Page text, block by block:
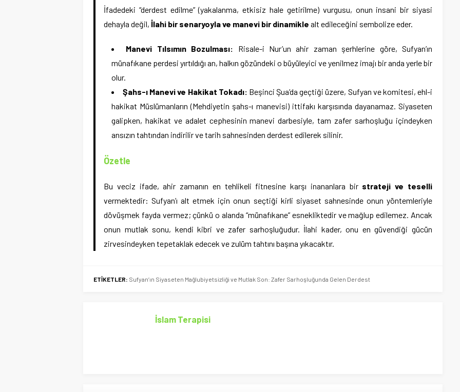
İfadedeki “derdest edilme” (yakalanma, etkisiz hale getirilme) vurgusu, onun insani bir siyasi
dehayla değil, İlahi bir senaryoyla ve manevi bir dinamikle alt edileceğini sembolize eder.
Manevi Tılsımın Bozulması: Risale-i Nur’un ahir zaman şerhlerine göre, Sufyan’ın
münafıkane perdesi yırtıldığı an, halkın gözündeki o büyüleyici ve yenilmez imajı bir anda yerle bir
olur.
Şahs-ı Manevi ve Hakikat Tokadı: Beşinci Şua’da geçtiği üzere, Sufyan ve komitesi, ehl-i
hakikat Müslümanların (Mehdiyetin şahs-ı manevisi) ittifakı karşısında dayanamaz. Siyaseten
galipken, hakikat ve adalet cephesinin manevi darbesiyle, tam zafer sarhoşluğu içindeyken
ansızın tahtından indirilir ve tarih sahnesinden derdest edilerek silinir.
Özetle
Bu veciz ifade, ahir zamanın en tehlikeli fitnesine karşı inananlara bir strateji ve teselli
vermektedir: Sufyan’ı alt etmek için onun seçtiği kirli siyaset sahnesinde onun yöntemleriyle
dövüşmek fayda vermez; çünkü o alanda “münafıkane” esnekliktedir ve mağlup edilemez. Ancak
onun mutlak sonu, kendi kibri ve zafer sarhoşluğudur. İlahi kader, onu en güvendiği gücün
zirvesindeyken tepetaklak edecek ve zulüm tahtını başına yıkacaktır.
ETİKETLER: Sufyan’ın Siyaseten Mağlubiyetsizliği ve Mutlak Son: Zafer Sarhoşluğunda Gelen Derdest
İslam Terapisi